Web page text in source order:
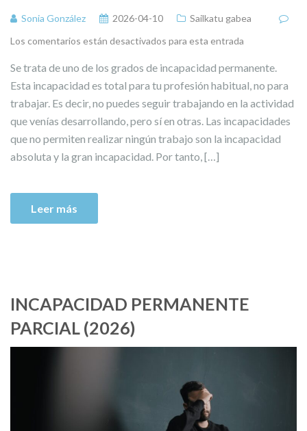
Sonia González 2026-04-10
Sailkatu gabea
Los comentarios están desactivados para esta entrada
Se trata de uno de los grados de incapacidad permanente.
Esta incapacidad es total para tu profesión habitual, no para
trabajar. Es decir, no puedes seguir trabajando en la actividad
que venías desarrollando, pero sí en otras. Las incapacidades
que no permiten realizar ningún trabajo son la incapacidad
absoluta y la gran incapacidad. Por tanto, […]
Leer más
INCAPACIDAD PERMANENTE
PARCIAL (2026)